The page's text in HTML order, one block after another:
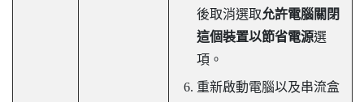
後取消選取允許電腦關閉
這個裝置以節省電源選
項。
重新啟動電腦以及串流盒